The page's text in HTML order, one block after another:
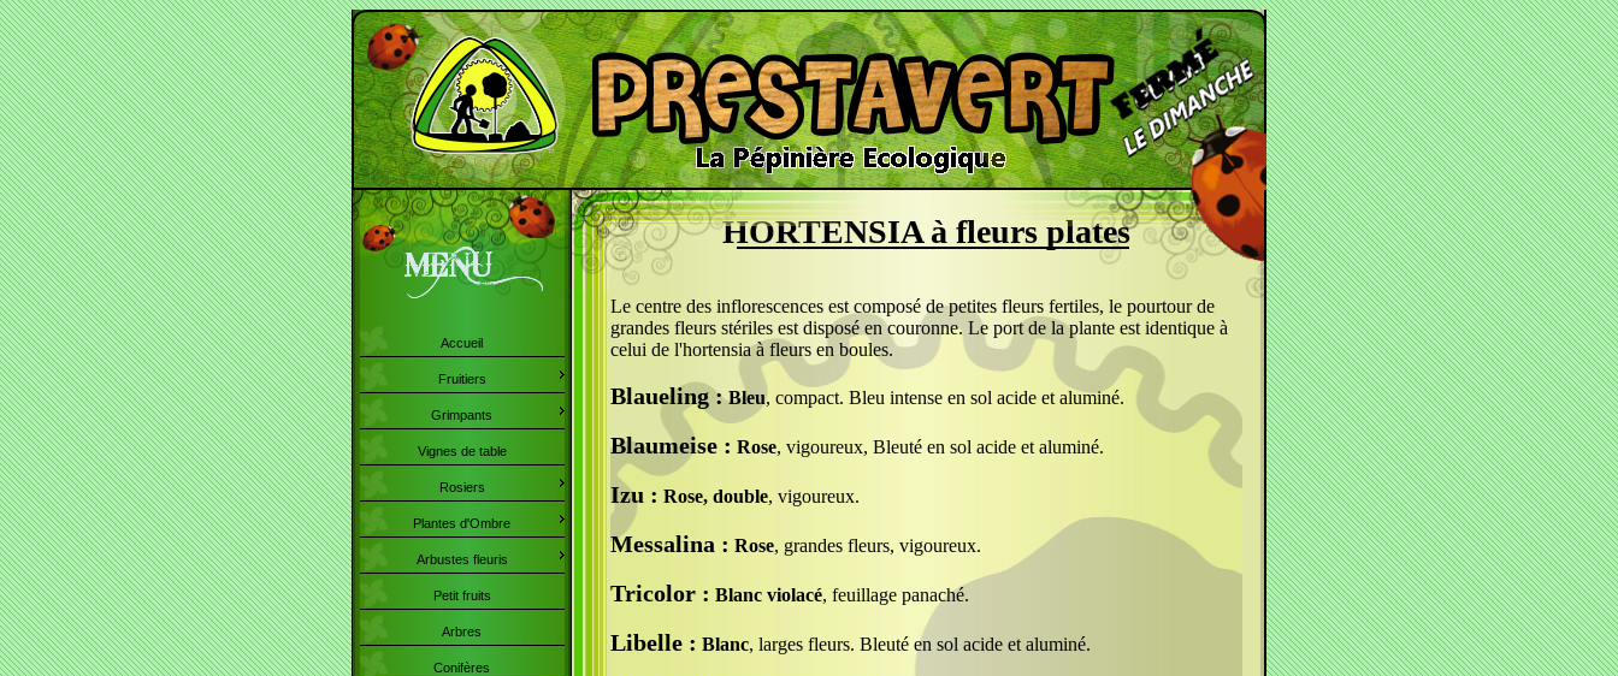
HORTENSIA à fleurs plates
Le centre des inflorescences est composé de petites fleurs fertiles, le pourtour de
grandes fleurs stériles est disposé en couronne. Le port de la plante est identique à
celui de l'hortensia à fleurs en boules.
Blaueling :Bleu, compact. Bleu intense en sol acide et aluminé.
Blaumeise : Rose, vigoureux, Bleuté en sol acide et aluminé.
Izu : Rose, double, vigoureux.
Messalina : Rose, grandes fleurs, vigoureux.
Tricolor : Blanc violacé, feuillage panaché.
Libelle : Blanc, larges fleurs. Bleuté en sol acide et aluminé.
Accueil
Fruitiers
Grimpants
Vignes de table
Rosiers
Plantes d'Ombre
Arbustes fleuris
Petit fruits
Arbres
Conifères